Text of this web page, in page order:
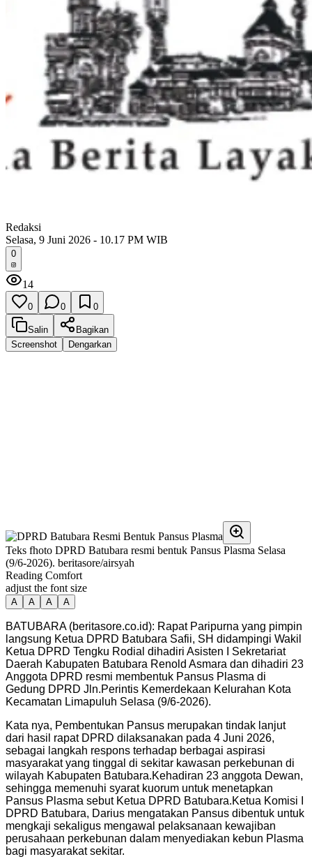
Redaksi
Selasa, 9 Juni 2026 - 10.17 PM WIB
0
14
0 0 0
Salin
Bagikan
Screenshot
Dengarkan
Teks fhoto DPRD Batubara resmi bentuk Pansus Plasma Selasa
(9/6-2026). beritasore/airsyah
Reading Comfort
adjust the font size
A A A A
BATUBARA (beritasore.co.id): Rapat Paripurna yang pimpin
langsung Ketua DPRD Batubara Safii, SH didampingi Wakil
Ketua DPRD Tengku Rodial dihadiri Asisten I Sekretariat
Daerah Kabupaten Batubara Renold Asmara dan dihadiri 23
Anggota DPRD resmi membentuk Pansus Plasma di
Gedung DPRD Jln.Perintis Kemerdekaan Kelurahan Kota
Kecamatan Limapuluh Selasa (9/6-2026).
Kata nya, Pembentukan Pansus merupakan tindak lanjut
dari hasil rapat DPRD dilaksanakan pada 4 Juni 2026,
sebagai langkah respons terhadap berbagai aspirasi
masyarakat yang tinggal di sekitar kawasan perkebunan di
wilayah Kabupaten Batubara.Kehadiran 23 anggota Dewan,
sehingga memenuhi syarat kuorum untuk menetapkan
Pansus Plasma sebut Ketua DPRD Batubara.Ketua Komisi I
DPRD Batubara, Darius mengatakan Pansus dibentuk untuk
mengkaji sekaligus mengawal pelaksanaan kewajiban
perusahaan perkebunan dalam menyediakan kebun Plasma
bagi masyarakat sekitar.